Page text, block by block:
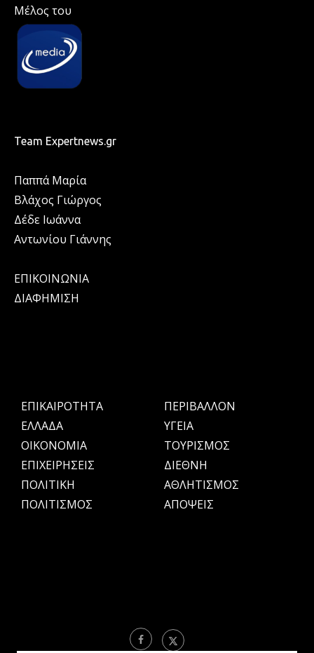
Μέλος του
Team Expertnews.gr
Παππά Μαρία
Βλάχος Γιώργος
Δέδε Ιωάννα
Αντωνίου Γιάννης
ΕΠΙΚΟΙΝΩΝΙΑ
ΔΙΑΦΗΜΙΣΗ
ΕΠΙΚΑΙΡΟΤΗΤΑ
ΕΛΛΑΔΑ
OIKONOMIA
ΕΠΙΧΕΙΡΗΣΕΙΣ
ΠΟΛΙΤΙΚΗ
ΠΟΛΙΤΙΣΜΟΣ
ΠΕΡΙΒΑΛΛΟΝ
ΥΓΕΙΑ
ΤΟΥΡΙΣΜΟΣ
ΔΙΕΘΝΗ
ΑΘΛΗΤΙΣΜΟΣ
ΑΠΟΨΕΙΣ